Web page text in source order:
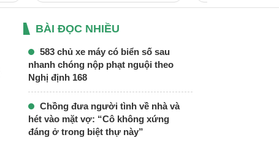
BÀI ĐỌC NHIỀU
583 chủ xe máy có biển số sau
nhanh chóng nộp phạt nguội theo
Nghị định 168
Chồng đưa người tình về nhà và
hét vào mặt vợ: “Cô không xứng
đáng ở trong biệt thự này”